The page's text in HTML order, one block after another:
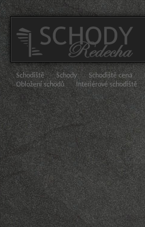
Schodiště Schody Schodiště cena
Obložení schodů
Interiérové schodiště